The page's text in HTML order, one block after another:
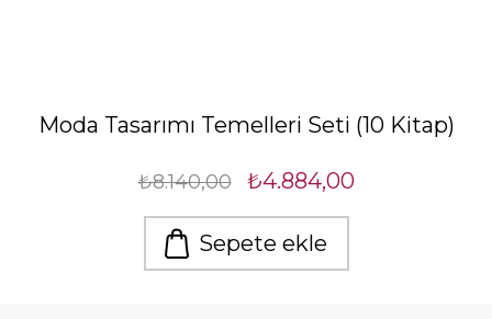
Moda Tasarımı Temelleri Seti (10 Kitap)
₺8.140,00 ₺4.884,00
Sepete ekle